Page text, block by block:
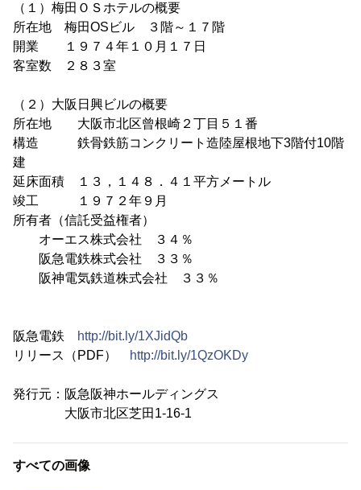
（１）梅田ＯＳホテルの概要
所在地 梅田OSビル ３階～１７階
開業 １９７４年１０月１７日
客室数 ２８３室
（２）大阪日興ビルの概要
所在地 大阪市北区曾根崎２丁目５１番
構造 鉄骨鉄筋コンクリート造陸屋根地下3階付10階
建
延床面積 １３，１４８．４１平方メートル
竣工 １９７２年９月
所有者（信託受益権者）
オーエス株式会社 ３４％
阪急電鉄株式会社 ３３％
阪神電気鉄道株式会社 ３３％
阪急電鉄
http://bit.ly/1XJidQb
リリース（PDF）
http://bit.ly/1QzOKDy
発行元：阪急阪神ホールディングス
大阪市北区芝田1-16-1
すべての画像